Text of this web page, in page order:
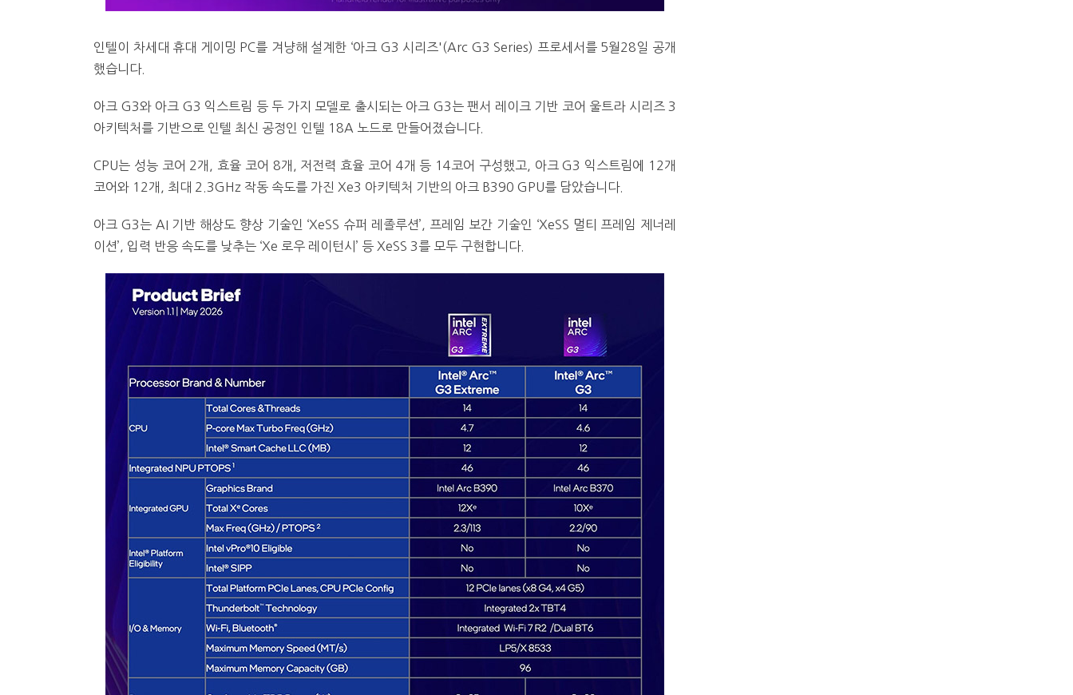
인텔이 차세대 휴대 게이밍 PC를 겨냥해 설계한 ‘아크 G3 시리즈'(Arc G3 Series) 프로세서를 5월28일 공개
했습니다.
아크 G3와 아크 G3 익스트림 등 두 가지 모델로 출시되는 아크 G3는 팬서 레이크 기반 코어 울트라 시리즈 3
아키텍처를 기반으로 인텔 최신 공정인 인텔 18A 노드로 만들어졌습니다.
CPU는 성능 코어 2개, 효율 코어 8개, 저전력 효율 코어 4개 등 14코어 구성했고, 아크 G3 익스트림에 12개
코어와 12개, 최대 2.3GHz 작동 속도를 가진 Xe3 아키텍처 기반의 아크 B390 GPU를 담았습니다.
아크 G3는 AI 기반 해상도 향상 기술인 ‘XeSS 슈퍼 레졸루션’, 프레임 보간 기술인 ‘XeSS 멀티 프레임 제너레
이션’, 입력 반응 속도를 낮추는 ‘Xe 로우 레이턴시’ 등 XeSS 3를 모두 구현합니다.